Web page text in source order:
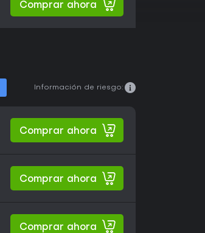
Comprar ahora
Información de riesgo:
Comprar ahora
Comprar ahora
Comprar ahora